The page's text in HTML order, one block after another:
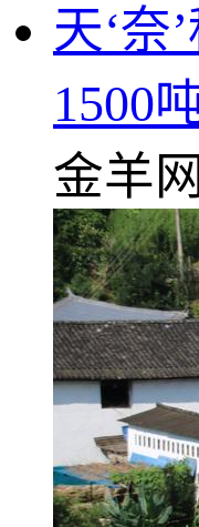
天‘奈
1500
金羊网